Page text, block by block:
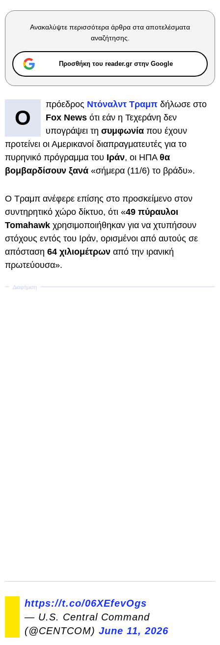
Ανακαλύψτε περισσότερα άρθρα στα αποτελέσματα
αναζήτησης.
Προσθήκη του reader.gr στην Google
Ο
πρόεδρος Ντόναλντ Τραμπ δήλωσε στο
Fox News ότι εάν η Τεχεράνη δεν
υπογράψει τη συμφωνία που έχουν
προτείνει οι Αμερικανοί διαπραγματευτές για το
πυρηνικό πρόγραμμα του Ιράν, οι ΗΠΑ θα
βομβαρδίσουν ξανά «σήμερα (11/6) το βράδυ».
Ο Τραμπ ανέφερε επίσης στο προσκείμενο στον
συντηρητικό χώρο δίκτυο, ότι «49 πύραυλοι
Tomahawk χρησιμοποιήθηκαν για να χτυπήσουν
στόχους εντός του Ιράν, ορισμένοι από αυτούς σε
απόσταση 64 χιλιομέτρων από την ιρανική
πρωτεύουσα».
https://t.co/06XEfevOgs
— U.S. Central Command
(@CENTCOM) June 11, 2026